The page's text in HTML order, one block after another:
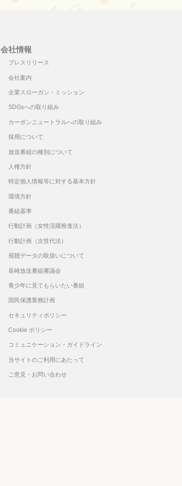
会社情報
プレスリリース
会社案内
企業スローガン・ミッション
SDGsへの取り組み
カーボンニュートラルへの取り組み
採用について
放送番組の種別について
人権方針
特定個人情報等に対する基本方針
環境方針
番組基準
行動計画（女性活躍推進法）
行動計画（次世代法）
視聴データの取扱いについて
長崎放送番組審議会
青少年に見てもらいたい番組
国民保護業務計画
セキュリティポリシー
Cookie ポリシー
コミュニケーション・ガイドライン
当サイトのご利用にあたって
ご意見・お問い合わせ